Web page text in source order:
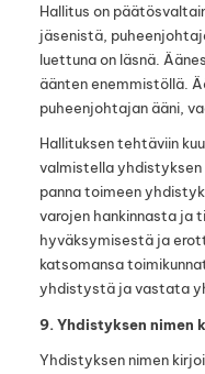
Hallitus on
jäsenistä,
luettuna on läsnä.
äänten enemmistöllä.
puheenjohtajan ääni,
Hallituksen tehtäviin
valmistella yhdistyksen
panna toimeen
varojen hankinnasta ja
hyväksymisestä ja
katsomansa
yhdistystä ja vastata
9. Yhdistyksen nimen
Yhdistyksen nimen